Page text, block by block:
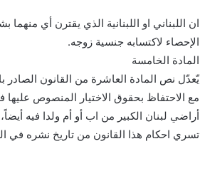
ان اللبناني او اللبنانية الذي يقترن أي
الإحصاء لاكتسابه جنسية زوجه.
المادة الخامسة
يّعدّل نص المادة العاشرة من القانون الصادر بالقرار رقم 51 تاريخ 19 كانون الثاني 1925
أراضي لبنان الكبير من اب أو أم ولدا فيه أيضاً، وكانا في 1 تشرين الثاني 1914 حائزين
تسري احكام هذا القانون من تاريخ نشره في